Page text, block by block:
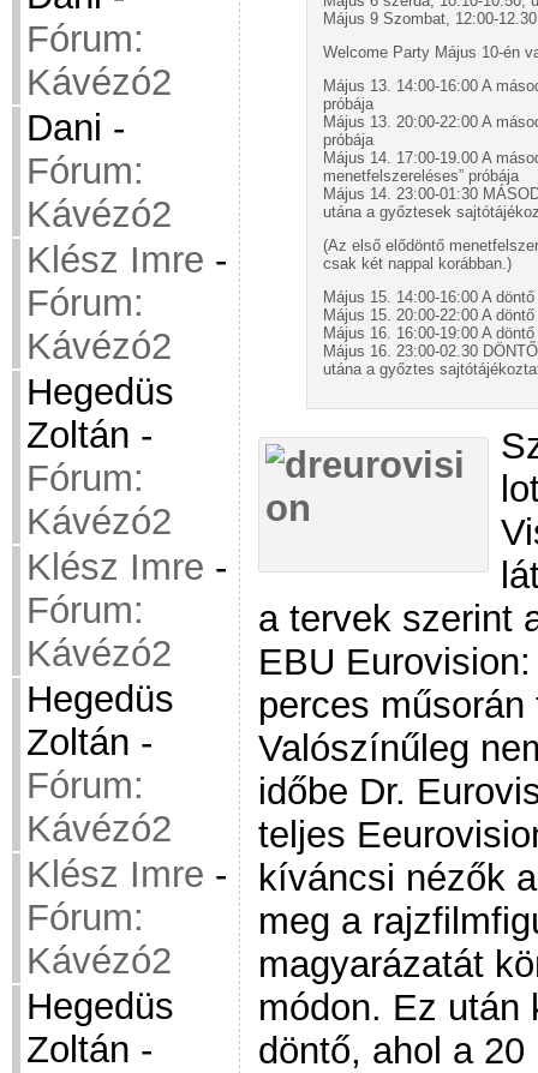
Fórum:
Kávézó2
Dani -
Fórum:
Kávézó2
Klész Imre -
Fórum:
Kávézó2
Hegedüs
Zoltán -
Fórum:
Kávézó2
Klész Imre -
Fórum:
Kávézó2
Hegedüs
Zoltán -
Fórum:
Kávézó2
Klész Imre -
Fórum:
Kávézó2
Hegedüs
Zoltán -
Május 9 Szombat, 12:00-
Welcome Party Május 10-én
Május 13. 14:00-16:00 A
próbája
Május 13. 20:00-22:00 A
próbája
Május 14. 17:00-19.00 A
menetfelszereléses” próbája
Május 14. 23:00-01:30
utána a győztesek
(Az első elődöntő
csak két nappal korábban.)
Május 15. 14:00-16:00 A
Május 15. 20:00-22:00 A
Május 16. 16:00-19:00 A
Május 16. 23:00-02.30 DÖNTŐ
utána a győztes
a tervek szerint
EBU
perces
Valószínűleg
időbe Dr.
teljes
kíváncsi nézők
meg a
magyarázatát
módon. Ez után
döntő, ahol a